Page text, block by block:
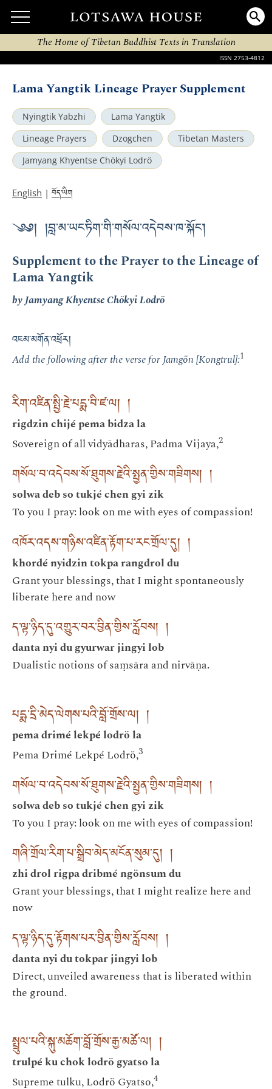
The Home of Tibetan Buddhist Texts in Translation
ISSN 2753-4812
Lama Yangtik Lineage Prayer Supplement
Nyingtik Yabzhi
Lama Yangtik
Lineage Prayers
Dzogchen
Tibetan Masters
Jamyang Khyentse Chökyi Lodrö
English | བོད་ཡིག
༄༅། །བླ་མ་ཡང་ཏིག་གི་གསོལ་འདེབས་ཁ་སྐོང་།
Supplement to the Prayer to the Lineage of
Lama Yangtik
by Jamyang Khyentse Chökyi Lodrö
འཇམ་མགོན་འཕྲོར།
Add the following after the verse for Jamgön [Kongtrul]:1
རིག་འཛིན་སྤྱི་རྗེ་པདྨ་བི་ཛ་ལ། །
rigdzin chijé pema bidza la
Sovereign of all vidyādharas, Padma Vijaya,2
གསོལ་བ་འདེབས་སོ་ཐུགས་རྗེའི་སྤྱན་གྱིས་གཟིགས། །
solwa deb so tukjé chen gyi zik
To you I pray: look on me with eyes of compassion!
འཁོར་འདས་གཉིས་འཛིན་རྟོག་པ་རང་གྲོལ་དུ། །
khordé nyidzin tokpa rangdrol du
Grant your blessings, that I might spontaneously
liberate here and now
ད་ལྟ་ཉིད་དུ་འགྱུར་བར་བྱིན་གྱིས་རློབས། །
danta nyi du gyurwar jingyi lob
Dualistic notions of saṃsāra and nirvāṇa.
པདྨ་དྲི་མེད་ལེགས་པའི་བློ་གྲོས་ལ། །
pema drimé lekpé lodrö la
Pema Drimé Lekpé Lodrö,3
གསོལ་བ་འདེབས་སོ་ཐུགས་རྗེའི་སྤྱན་གྱིས་གཟིགས། །
solwa deb so tukjé chen gyi zik
To you I pray: look on me with eyes of compassion!
གཞི་གྲོལ་རིག་པ་སྒྲིབ་མེད་མངོན་སུམ་དུ། །
zhi drol rigpa dribmé ngönsum du
Grant your blessings, that I might realize here and
now
ད་ལྟ་ཉིད་དུ་རྟོགས་པར་བྱིན་གྱིས་རློབས། །
danta nyi du tokpar jingyi lob
Direct, unveiled awareness that is liberated within
the ground.
སྤྲུལ་པའི་སྐུ་མཆོག་བློ་གྲོས་རྒྱ་མཚོ་ལ། །
trulpé ku chok lodrö gyatso la
Supreme tulku, Lodrö Gyatso,4